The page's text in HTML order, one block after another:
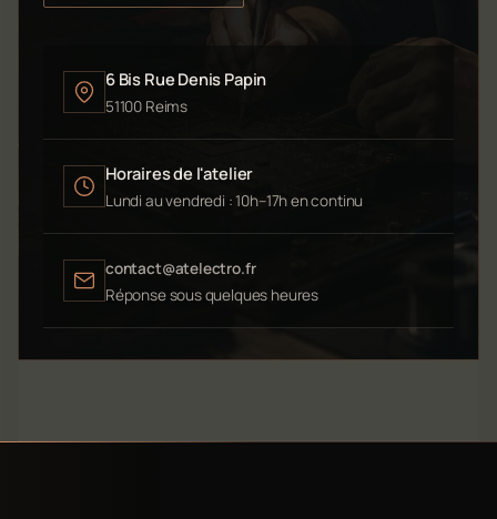
6 Bis Rue Denis Papin
51100 Reims
Horaires de l'atelier
Lundi au vendredi : 10h–17h en continu
contact@atelectro.fr
Réponse sous quelques heures